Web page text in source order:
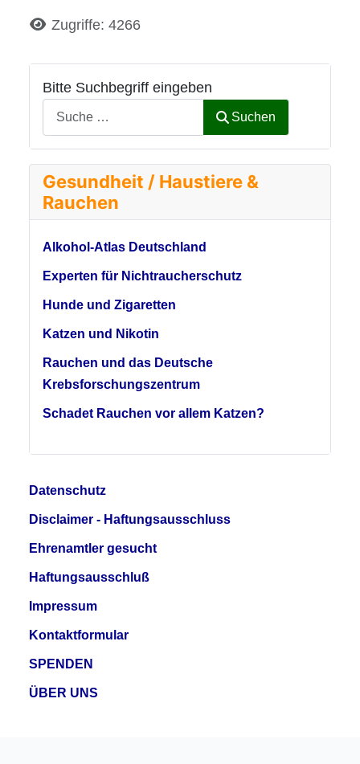
Bitte Suchbegriff eingeben
Suchen
Gesundheit / Haustiere &
Rauchen
Alkohol-Atlas Deutschland
Experten für Nichtraucherschutz
Hunde und Zigaretten
Katzen und Nikotin
Rauchen und das Deutsche
Krebsforschungszentrum
Schadet Rauchen vor allem Katzen?
DetailsZugriffe: 4266
Datenschutz
Disclaimer - Haftungsausschluss
Ehrenamtler gesucht
Haftungsausschluß
Impressum
Kontaktformular
SPENDEN
ÜBER UNS